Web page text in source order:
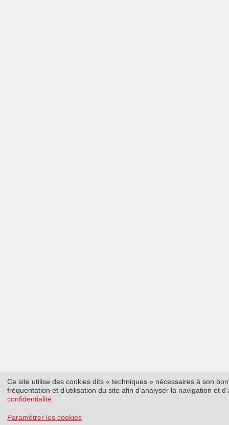
Ce site utilise des cookies dits « techniques » nécessaires à son
fréquentation et d’utilisation du site afin d’analyser la navigation et
confidentialité
Paramétrer les cookies